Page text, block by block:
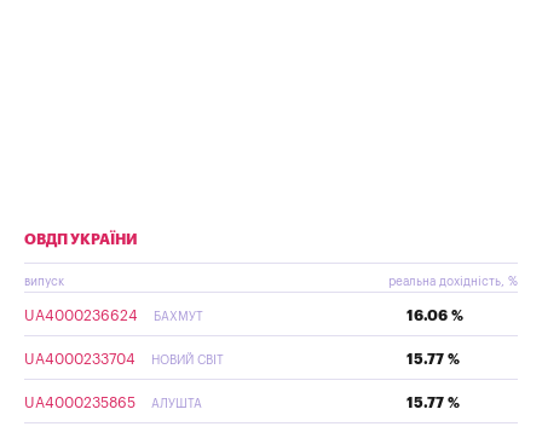
ОВДП УКРАЇНИ
випуск реальна дохідність, %
UA4000236624 БАХМУТ 16.06 %
UA4000233704 НОВИЙ СВІТ 15.77 %
UA4000235865 АЛУШТА 15.77 %